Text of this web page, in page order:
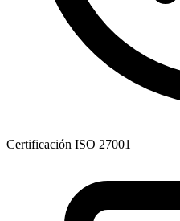
Certificación ISO 27001